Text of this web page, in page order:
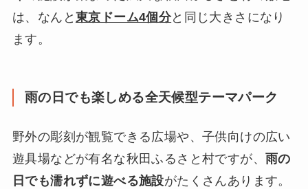
は、なんと 東京ドーム4個分と同じ大きさになり
ます。
雨の日でも楽しめる全天候型テーマパーク
野外の彫刻が観覧できる広場や、子供向けの広い
遊具場などが有名な秋田ふるさと村ですが、 雨の
日でも濡れずに遊べる施設がたくさんあります。